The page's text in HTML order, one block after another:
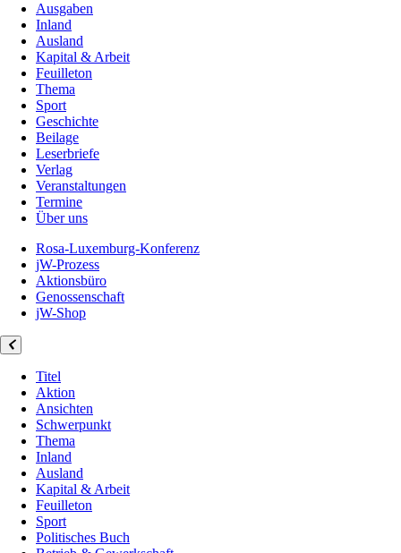
Ausgaben
Inland
Ausland
Kapital & Arbeit
Feuilleton
Thema
Sport
Geschichte
Beilage
Leserbriefe
Verlag
Veranstaltungen
Termine
Über uns
Rosa-Luxemburg-Konferenz
jW-Prozess
Aktionsbüro
Genossenschaft
jW-Shop
Titel
Aktion
Ansichten
Schwerpunkt
Thema
Inland
Ausland
Kapital & Arbeit
Feuilleton
Sport
Politisches Buch